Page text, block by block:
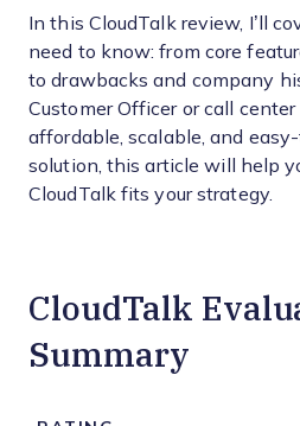
In this CloudTalk review, I’ll
need to know: from core
to drawbacks and company
Customer Officer or call
affordable, scalable, and
solution, this article will help
CloudTalk fits your strategy.
CloudTalk
Summary